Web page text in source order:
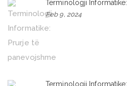
Terminologji
Feb 9, 2024
Terminologji